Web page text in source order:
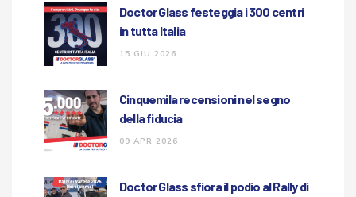
Doctor Glass festeggia i 300 centri
in tutta Italia
15 GIU 2026
Cinquemila recensioni nel segno
della fiducia
09 APR 2026
Doctor Glass sfiora il podio al Rally di